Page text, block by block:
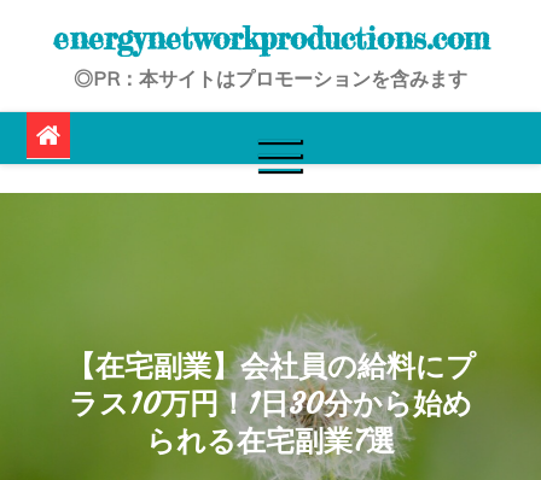
energynetworkproductions.com
◎PR：本サイトはプロモーションを含みます
【在宅副業】会社員の給料にプ
ラス10万円！1日30分から始め
られる在宅副業7選